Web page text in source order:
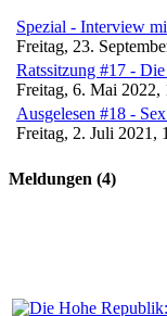
Spezial - Interview
Freitag, 23.
Ratssitzung #17 - Die
Freitag, 6. Mai 2022,
Ausgelesen #18 -
Freitag, 2. Juli 2021,
Meldungen (4)